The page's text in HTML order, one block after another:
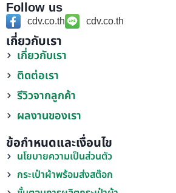
Follow us
cdv.co.th cdv.co.th
เกี่ยวกับเรา
เกี่ยวกับเรา
ติดต่อเรา
รีวิวจากลูกค้า
ผลงานของเรา
ข้อกำหนดและเงื่อนไข
นโยบายความเป็นส่วนตัว
กระเป๋าผ้าพร้อมส่งสต๊อก